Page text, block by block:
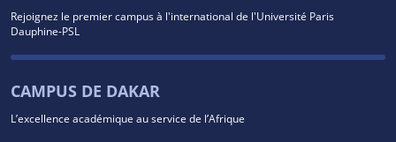
Rejoignez le premier campus à l'international de l'Université Paris
Dauphine-PSL
CAMPUS DE DAKAR
L’excellence académique au service de l’Afrique